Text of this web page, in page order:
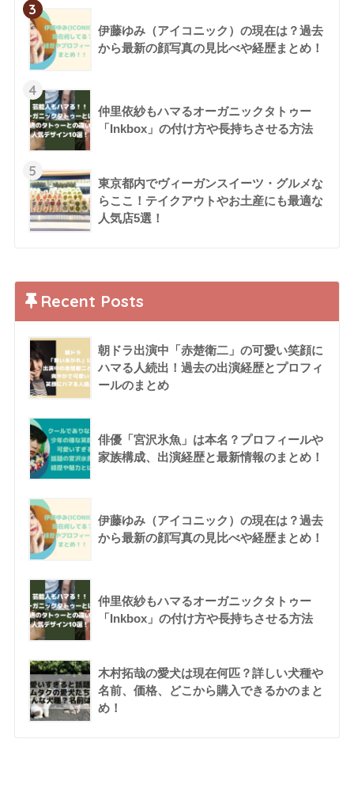
3
伊藤ゆみ（アイコニック）の現在は？過去
から最新の顔写真の見比べや経歴まとめ！
4
仲里依紗もハマるオーガニックタトゥー
「Inkbox」の付け方や長持ちさせる方法
5
東京都内でヴィーガンスイーツ・グルメな
らここ！テイクアウトやお土産にも最適な
人気店5選！
Recent Posts
朝ドラ出演中「赤楚衛二」の可愛い笑顔に
ハマる人続出！過去の出演経歴とプロフィ
ールのまとめ
俳優「宮沢氷魚」は本名？プロフィールや
家族構成、出演経歴と最新情報のまとめ！
伊藤ゆみ（アイコニック）の現在は？過去
から最新の顔写真の見比べや経歴まとめ！
仲里依紗もハマるオーガニックタトゥー
「Inkbox」の付け方や長持ちさせる方法
木村拓哉の愛犬は現在何匹？詳しい犬種や
名前、価格、どこから購入できるかのまと
め！